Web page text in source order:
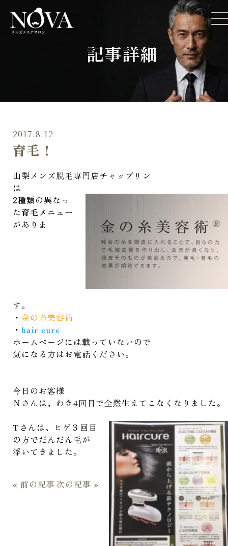
記事詳細
2017.8.12
育毛！
山梨メンズ脱毛専門店チャップリン
は
2種類の異なっ
た育毛メニュー
がありま
す。
・ 金の糸美容術
・ hair cure
ホームページには載っていないので
気になる方はお電話ください。
今日のお客様
Ｎさんは、わき4回目で全然生えてこなくなりました。
Tさんは、ヒゲ３回目
の方でだんだん毛が
浮いてきました。
« 前の記事 次の記事 »